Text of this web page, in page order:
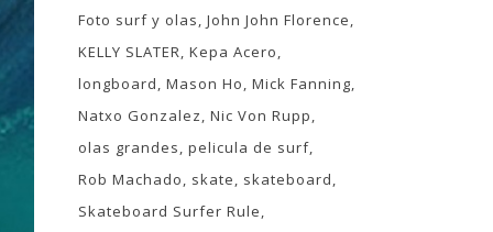
Foto surf y olas John John Florence
KELLY SLATER Kepa Acero
longboard Mason Ho Mick Fanning
Natxo Gonzalez Nic Von Rupp
olas grandes pelicula de surf
Rob Machado
skate
skateboard
Skateboard Surfer Rule